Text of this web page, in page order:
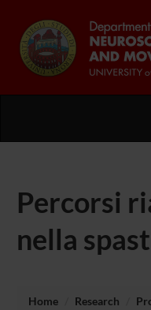
Percorsi
nella
Home Research